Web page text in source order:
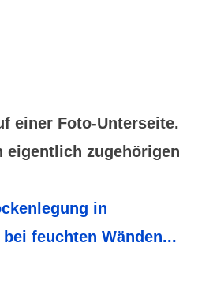
einer Foto-Unterseite.
eigentlich zugehörigen
in
feuchten Wänden...